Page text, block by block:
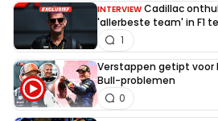
INTERVIEW Cadillac
'allerbeste team' in F1
1
Verstappen getipt voor
Bull-problemen
0